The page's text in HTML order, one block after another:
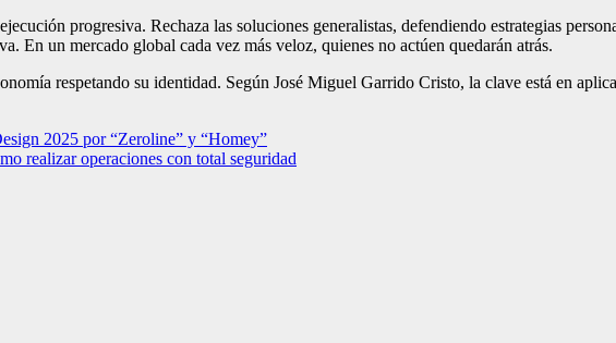
progresiva. Rechaza las soluciones generalistas, defendiendo estrategias
En un mercado global cada vez más veloz, quienes no actúen quedarán atrás.
respetando su identidad. Según José Miguel Garrido Cristo, la clave está en
2025 por “Zeroline” y “Homey”
realizar operaciones con total seguridad